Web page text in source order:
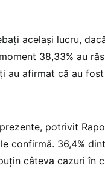
același lucru,
38,33% au
au afirmat că au
potrivit
confirmă. 36,4%
câteva cazuri în